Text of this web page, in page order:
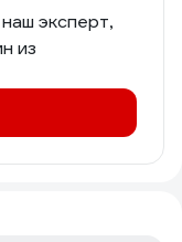
эксперт,
из